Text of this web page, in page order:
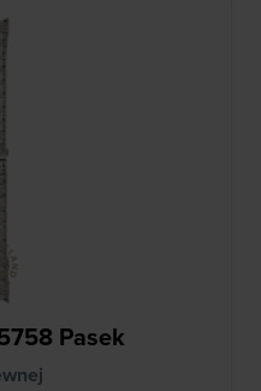
Pasek